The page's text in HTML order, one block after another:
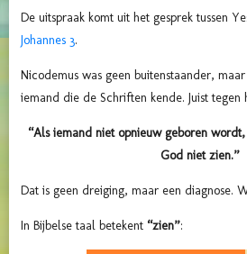
De uitspraak komt uit het gesprek tussen
Johannes 3.
Nicodemus was geen buitenstaander,
iemand die de Schriften kende. Juist tegen
“Als iemand niet opnieuw geboren
God niet zien.”
Dat is geen dreiging, maar een diagnose.
In Bijbelse taal betekent “zien”: